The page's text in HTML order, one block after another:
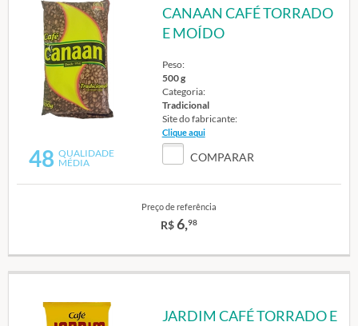
48 QUALIDADE
MÉDIA
CANAAN CAFÉ TORRADO
E MOÍDO
Peso:
500 g
Categoria:
Tradicional
Site do fabricante:
Clique aqui
COMPARAR
Preço de referência
R$6,98
JARDIM CAFÉ TORRADO E